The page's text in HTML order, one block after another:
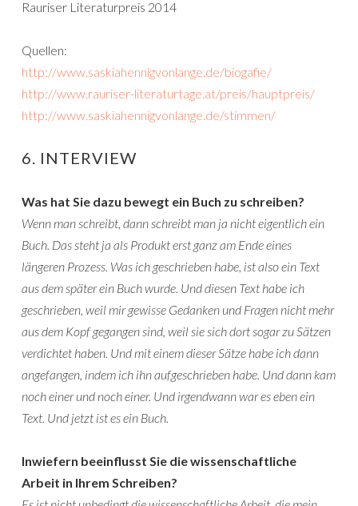
Rauriser Literaturpreis 2014
Quellen:
http://www.saskiahennigvonlange.de/biogafie/
http://www.rauriser-literaturtage.at/preis/hauptpreis/
http://www.saskiahennigvonlange.de/stimmen/
6. INTERVIEW
Was hat Sie dazu bewegt ein Buch zu schreiben?
Wenn man schreibt, dann schreibt man ja nicht eigentlich ein
Buch. Das steht ja als Produkt erst ganz am Ende eines
längeren Prozess. Was ich geschrieben habe, ist also ein Text
aus dem später ein Buch wurde. Und diesen Text habe ich
geschrieben, weil mir gewisse Gedanken und Fragen nicht mehr
aus dem Kopf gegangen sind, weil sie sich dort sogar zu Sätzen
verdichtet haben. Und mit einem dieser Sätze habe ich dann
angefangen, indem ich ihn aufgeschrieben habe. Und dann kam
noch einer und noch einer. Und irgendwann war es eben ein
Text. Und jetzt ist es ein Buch.
Inwiefern beeinflusst Sie die wissenschaftliche
Arbeit in Ihrem Schreiben?